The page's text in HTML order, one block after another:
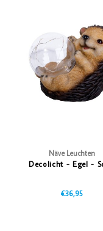
Näve Leuchten
Decolicht - Egel -
€36,95